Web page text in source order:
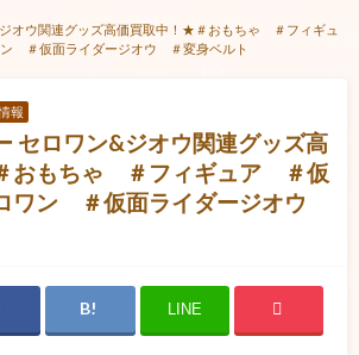
オウ関連グッズ高価買取中！★＃おもちゃ ＃フィギュ
＃仮面ライダージオウ ＃変身ベルト
報
セロワン&ジオウ関連グッズ高
おもちゃ ＃フィギュア ＃仮
ワン ＃仮面ライダージオウ
LINE